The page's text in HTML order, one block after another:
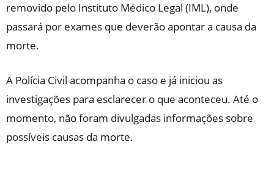
removido pelo Instituto Médico Legal (IML), onde
passará por exames que deverão apontar a causa da
morte.
A Polícia Civil acompanha o caso e já iniciou as
investigações para esclarecer o que aconteceu. Até o
momento, não foram divulgadas informações sobre
possíveis causas da morte.